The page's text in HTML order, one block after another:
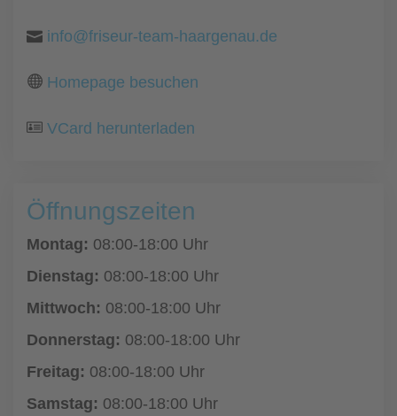
info@friseur-team-haargenau.de
Homepage besuchen
VCard herunterladen
Öffnungszeiten
Montag: 08:00-18:00 Uhr
Dienstag: 08:00-18:00 Uhr
Mittwoch: 08:00-18:00 Uhr
Donnerstag: 08:00-18:00 Uhr
Freitag: 08:00-18:00 Uhr
Samstag: 08:00-18:00 Uhr